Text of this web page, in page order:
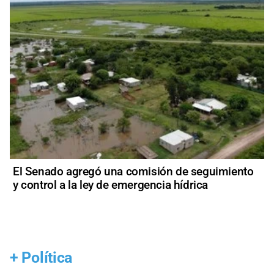
El Senado agregó una comisión de seguimiento
y control a la ley de emergencia hídrica
+ Política